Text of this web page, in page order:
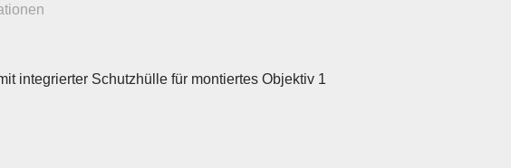
integrierter Schutzhülle für montiertes Objektiv 1